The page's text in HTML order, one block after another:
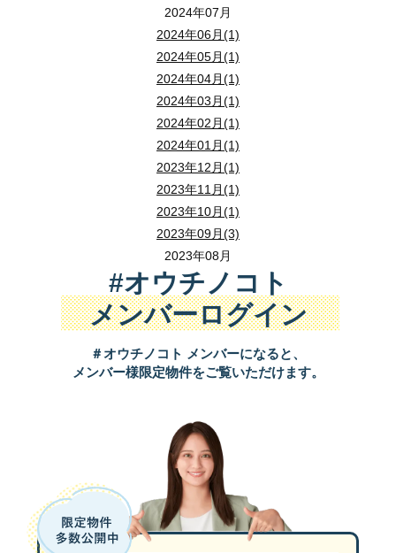
2024年07月
2024年06月(1)
2024年05月(1)
2024年04月(1)
2024年03月(1)
2024年02月(1)
2024年01月(1)
2023年12月(1)
2023年11月(1)
2023年10月(1)
2023年09月(3)
2023年08月
#オウチノコト
メンバーログイン
＃オウチノコト メンバーになると、
メンバー様限定物件をご覧いただけます。